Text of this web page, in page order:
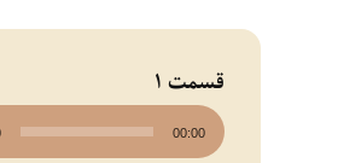
قسمت 1
پخش‌کننده
صوت
00:00